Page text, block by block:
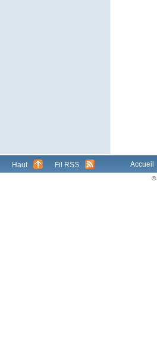
Haut Fil RSS Accueil
©